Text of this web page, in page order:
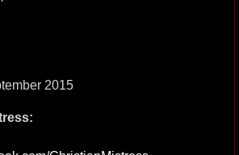
2015